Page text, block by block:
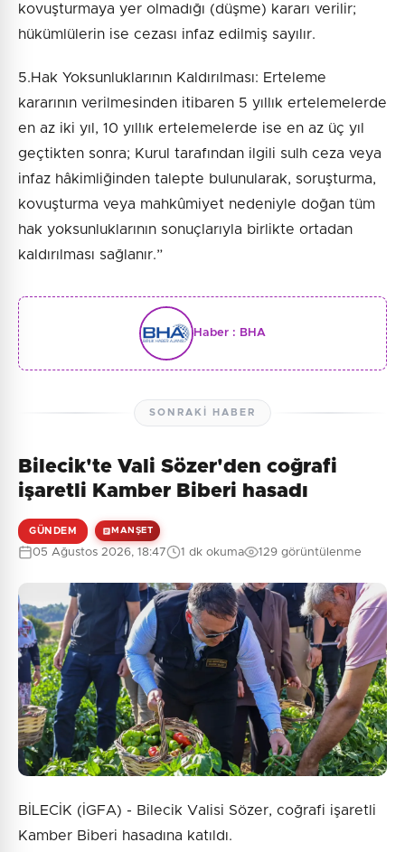
kovuşturmaya yer olmadığı (düşme) kararı verilir;
hükümlülerin ise cezası infaz edilmiş sayılır.
5.Hak Yoksunluklarının Kaldırılması: Erteleme
kararının verilmesinden itibaren 5 yıllık ertelemelerde
en az iki yıl, 10 yıllık ertelemelerde ise en az üç yıl
geçtikten sonra; Kurul tarafından ilgili sulh ceza veya
infaz hâkimliğinden talepte bulunularak, soruşturma,
kovuşturma veya mahkûmiyet nedeniyle doğan tüm
hak yoksunluklarının sonuçlarıyla birlikte ortadan
kaldırılması sağlanır.”
Haber : BHA
SONRAKI HABER
Bilecik'te Vali Sözer'den coğrafi
işaretli Kamber Biberi hasadı
GÜNDEM MANŞET
05 Ağustos 2026, 18:47 1 dk okuma 129 görüntülenme
BİLECİK (İGFA) - Bilecik Valisi Sözer, coğrafi işaretli
Kamber Biberi hasadına katıldı.